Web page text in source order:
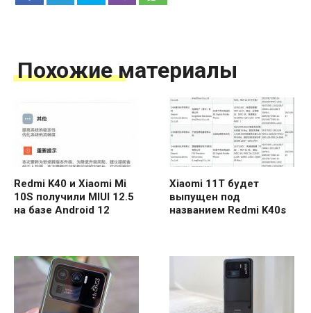
Похожие материалы
Redmi K40 и Xiaomi Mi
10S получили MIUI 12.5
на базе Android 12
Xiaomi 11T будет
выпущен под
названием Redmi K40s